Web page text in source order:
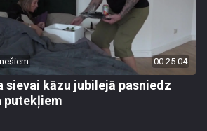
00:25:04
sievai kāzu jubilejā pasniedz
putekļiem